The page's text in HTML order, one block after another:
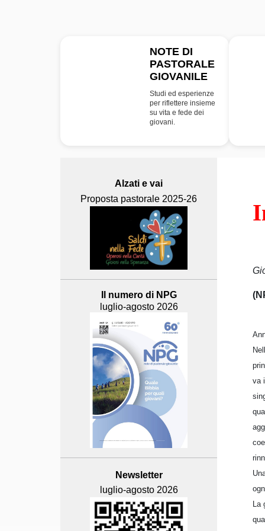
NOTE DI
PASTORALE
GIOVANILE
Studi ed esperienze
per riflettere insieme
su vita e fede dei
giovani.
Alzati e vai
Proposta pastorale 2025-26
Il numero di NPG
luglio-agosto 2026
Newsletter
luglio-agosto 2026
va
La